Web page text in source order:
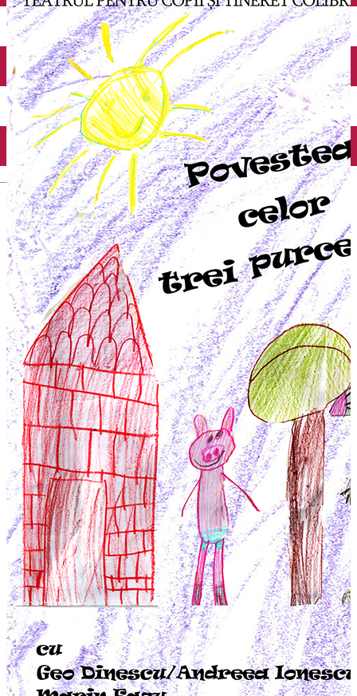
English
Închirieri auto
Închirieri biciclete
Taxi
Încărcare vehicule electrice